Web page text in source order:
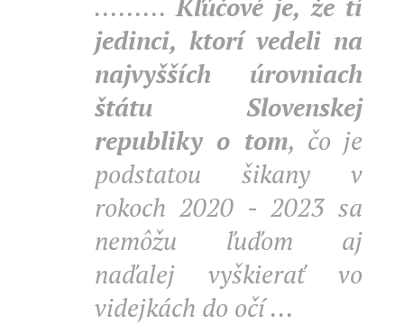
.........Kľúčové je, že tí
jedinci, ktorí vedeli na
najvyšších úrovniach
štátu Slovenskej
republiky o tom, čo je
podstatou šikany v
rokoch 2020 - 2023 sa
nemôžu ľuďom aj
naďalej vyškierať vo
videjkách do očí ...